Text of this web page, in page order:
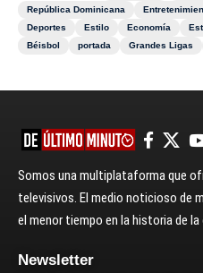
República Dominicana
Deportes
Estilo Economía
Béisbol
portada Grandes Ligas
Somos una multiplataforma que
televisivos. El medio noticioso de
el menor tiempo en la historia de
Newsletter